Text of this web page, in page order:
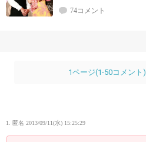
74コメント
1ページ(1-50コメント)
1. 匿名 2013/09/11(水) 15:25:29